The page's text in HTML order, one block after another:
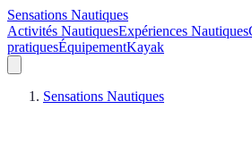
Sensations Nautiques
Activités NautiquesExpériences Nautiques
pratiquesÉquipementKayak
Sensations Nautiques